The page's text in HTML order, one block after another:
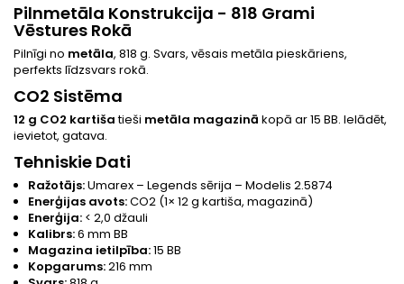
Pilnmetāla Konstrukcija - 818 Grami
Vēstures Rokā
Pilnīgi no metāla, 818 g. Svars, vēsais metāla pieskāriens,
perfekts līdzsvars rokā.
CO2 Sistēma
12 g CO2 kartišatieši metāla magazinā kopā ar 15 BB. Ielādēt,
ievietot, gatava.
Tehniskie Dati
Ražotājs:Umarex – Legends sērija – Modelis 2.5874
Enerģijas avots:CO2 (1× 12 g kartiša, magazinā)
Enerģija: < 2,0 džauli
Kalibrs:6 mm BB
Magazina ietilpība:15 BB
Kopgarums:216 mm